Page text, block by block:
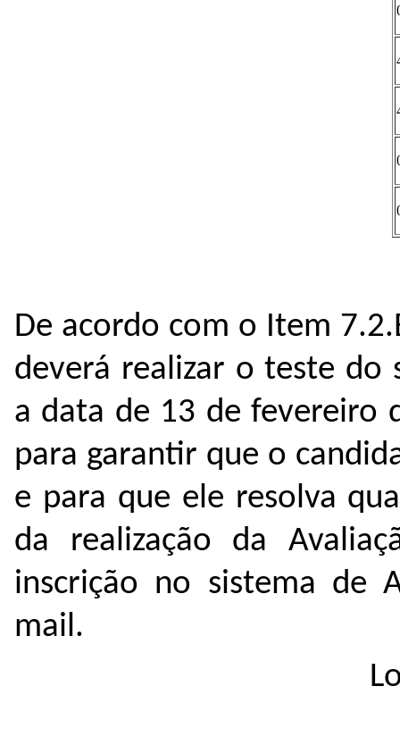
De acordo com o Item
deverá realizar o teste do
a data de 13 de fevereiro
para garantir que o
e para que ele resolva
da realização da
inscrição no sistema de
mail.